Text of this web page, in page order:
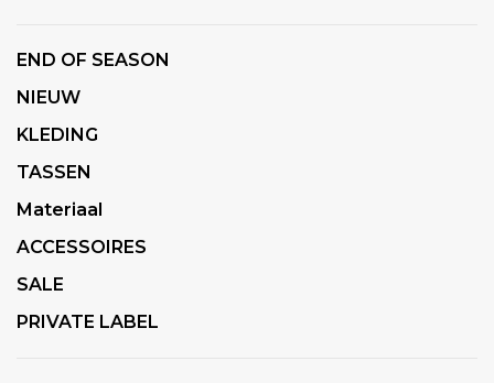
END OF SEASON
NIEUW
KLEDING
TASSEN
Materiaal
ACCESSOIRES
SALE
PRIVATE LABEL